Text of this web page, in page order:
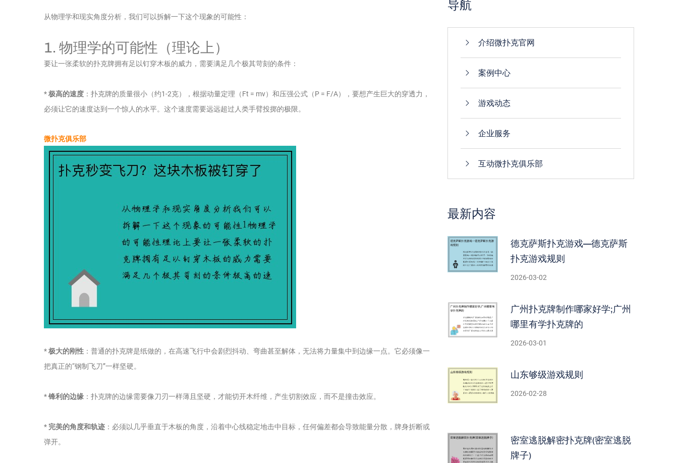
从物理学和现实角度分析，我们可以拆解一下这个现象的可能性：
1. 物理学的可能性（理论上）
要让一张柔软的扑克牌拥有足以钉穿木板的威力，需要满足几个极其苛刻的条件：
*极高的速度 ：扑克牌的质量很小（约1-2克），根据动量定理（Ft = mv）和压强公式（P = F/A），要想产生巨大的穿透力，
必须让它的速度达到一个惊人的水平。这个速度需要远远超过人类手臂投掷的极限。
微扑克俱乐部
*极大的刚性 ：普通的扑克牌是纸做的，在高速飞行中会剧烈抖动、弯曲甚至解体，无法将力量集中到边缘一点。它必须像一
把真正的“钢制飞刀”一样坚硬。
*锋利的边缘 ：扑克牌的边缘需要像刀刃一样薄且坚硬，才能切开木纤维，产生切割效应，而不是撞击效应。
* 完美的角度和轨迹 ：必须以几乎垂直于木板的角度，沿着中心线稳定地击中目标，任何偏差都会导致能量分散，牌身折断或
弹开。
导航
介绍微扑克官网
案例中心
游戏动态
企业服务
互动微扑克俱乐部
最新内容
德克萨斯扑克游戏—德克萨斯
扑克游戏规则
2026-03-02
广州扑克牌制作哪家好学;广州
哪里有学扑克牌的
2026-03-01
山东够级游戏规则
2026-02-28
密室逃脱解密扑克牌(密室逃脱
牌子)